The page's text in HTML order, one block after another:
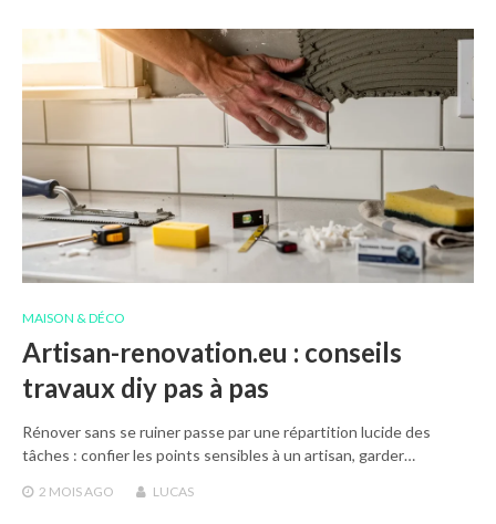
MAISON & DÉCO
Artisan-renovation.eu : conseils
travaux diy pas à pas
Rénover sans se ruiner passe par une répartition lucide des
tâches : confier les points sensibles à un artisan, garder…
2 MOISAGO LUCAS